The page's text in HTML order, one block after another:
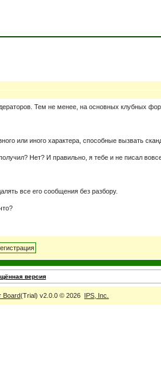
Тем не менее, на основных клубных
или иного характера, способные вызвать
Нет? И правильно, я тебе и не писал
все его сообщения без разбору.
версия
Board(Trial) v2.0.0 © 2026 IPS, Inc.